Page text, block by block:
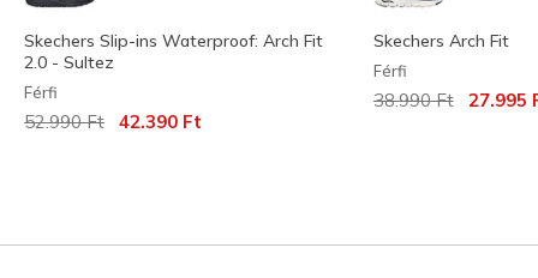
Skechers Slip-ins Waterproof: Arch Fit
2.0 - Sultez
Férfi
Az ár a következőhöz képest csökkent:
52.990 Ft címzett:
42.390 Ft
Skechers Arch Fit
Férfi
Az ár a
38.990 Ftcímzett:
27.995